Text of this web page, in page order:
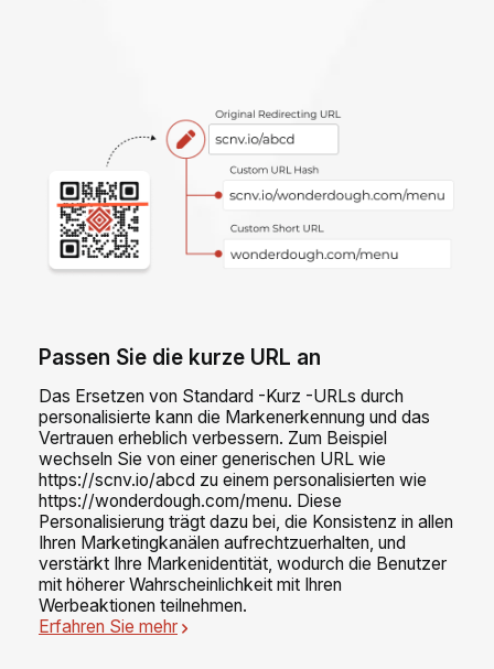
Passen Sie die kurze URL an
Das Ersetzen von Standard -Kurz -URLs durch
personalisierte kann die Markenerkennung und das
Vertrauen erheblich verbessern. Zum Beispiel
wechseln Sie von einer generischen URL wie
https://scnv.io/abcd zu einem personalisierten wie
https://wonderdough.com/menu. Diese
Personalisierung trägt dazu bei, die Konsistenz in allen
Ihren Marketingkanälen aufrechtzuerhalten, und
verstärkt Ihre Markenidentität, wodurch die Benutzer
mit höherer Wahrscheinlichkeit mit Ihren
Werbeaktionen teilnehmen.
Erfahren Sie mehr